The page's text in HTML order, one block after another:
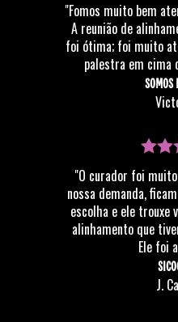
"Fomos muito bem
A reunião de
foi ótima; foi muito
palestra em cima
SOMOS
"O curador foi
nossa demanda,
escolha e ele trouxe
alinhamento que
Ele foi
J.